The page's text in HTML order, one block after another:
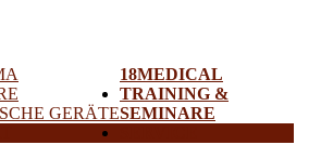
18MEDICAL
GERÄTE
TRAINING &
SEMINARE